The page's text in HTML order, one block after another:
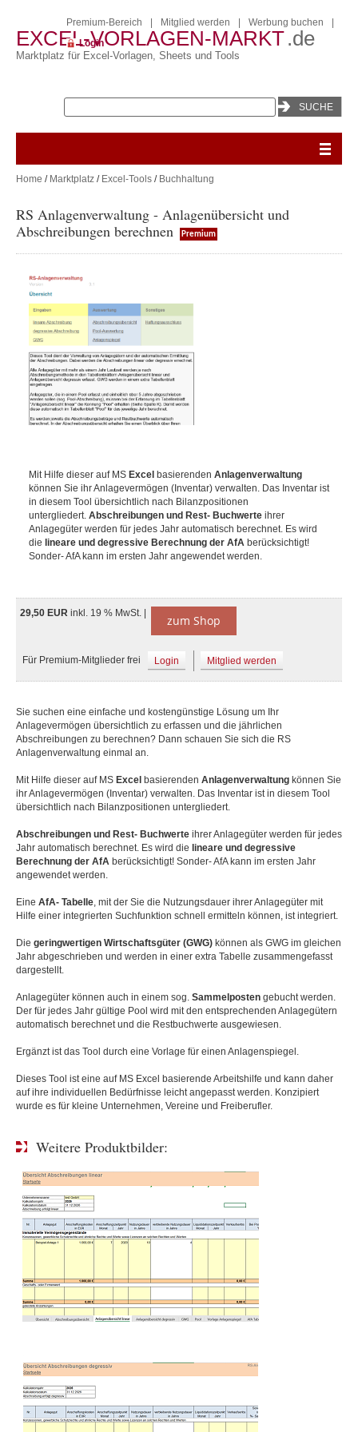
EXCEL-VORLAGEN-MARKT.de
Marktplatz für Excel-Vorlagen, Sheets und Tools
Premium-Bereich Mitglied werden Werbung buchen
Login
Home / Marktplatz / Excel-Tools / Buchhaltung
RS Anlagenverwaltung - Anlagenübersicht und
Abschreibungen berechnen
Premium
Mit Hilfe dieser auf MS Excel basierenden Anlagenverwaltung
können Sie ihr Anlagevermögen (Inventar) verwalten. Das Inventar ist
in diesem Tool übersichtlich nach Bilanzpositionen
untergliedert. Abschreibungen und Rest- Buchwerte ihrer
Anlagegüter werden für jedes Jahr automatisch berechnet. Es wird
die lineare und degressive Berechnung der AfA berücksichtigt!
Sonder- AfA kann im ersten Jahr angewendet werden.
29,50 EUR inkl. 19 % MwSt. | zum Shop
Für Premium-Mitglieder frei Login Mitglied werden
Sie suchen eine einfache und kostengünstige Lösung um Ihr
Anlagevermögen übersichtlich zu erfassen und die jährlichen
Abschreibungen zu berechnen? Dann schauen Sie sich die RS
Anlagenverwaltung einmal an.
Mit Hilfe dieser auf MS Excel basierenden Anlagenverwaltung können Sie
ihr Anlagevermögen (Inventar) verwalten. Das Inventar ist in diesem Tool
übersichtlich nach Bilanzpositionen untergliedert.
Abschreibungen und Rest- Buchwerte ihrer Anlagegüter werden für jedes
Jahr automatisch berechnet. Es wird die lineare und degressive
Berechnung der AfA berücksichtigt! Sonder- AfA kann im ersten Jahr
angewendet werden.
Eine AfA- Tabelle, mit der Sie die Nutzungsdauer ihrer Anlagegüter mit
Hilfe einer integrierten Suchfunktion schnell ermitteln können, ist integriert.
Die geringwertigen Wirtschaftsgüter (GWG) können als GWG im gleichen
Jahr abgeschrieben und werden in einer extra Tabelle zusammengefasst
dargestellt.
Anlagegüter können auch in einem sog. Sammelposten gebucht werden.
Der für jedes Jahr gültige Pool wird mit den entsprechenden Anlagegütern
automatisch berechnet und die Restbuchwerte ausgewiesen.
Ergänzt ist das Tool durch eine Vorlage für einen Anlagenspiegel.
Dieses Tool ist eine auf MS Excel basierende Arbeitshilfe und kann daher
auf ihre individuellen Bedürfnisse leicht angepasst werden. Konzipiert
wurde es für kleine Unternehmen, Vereine und Freiberufler.
Weitere Produktbilder: